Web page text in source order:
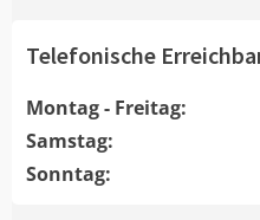
Telefonische
Montag - Freitag:
Samstag:
Sonntag: